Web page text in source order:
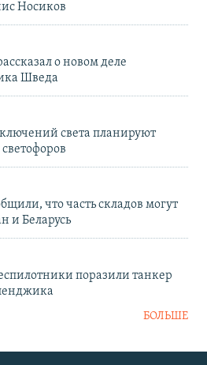
Носиков
о новом деле
Шведа
света планируют
что часть складов могут
и Беларусь
поразили танкер
БОЛЬШЕ